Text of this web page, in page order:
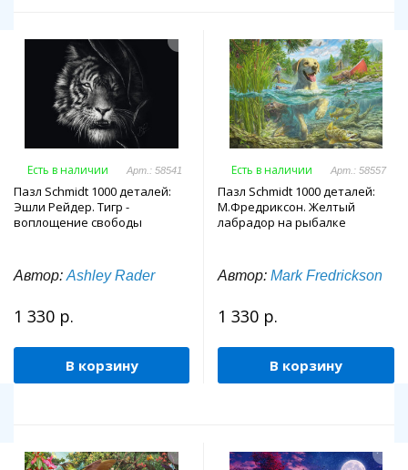
Есть в наличии Арт.: 58541
Пазл Schmidt 1000 деталей:
Эшли Рейдер. Тигр -
воплощение свободы
Автор: Ashley Rader
1 330 р.
В корзину
Есть в наличии Арт.: 58557
Пазл Schmidt 1000 деталей:
М.Фредриксон. Желтый
лабрадор на рыбалке
Автор: Mark Fredrickson
1 330 р.
В корзину